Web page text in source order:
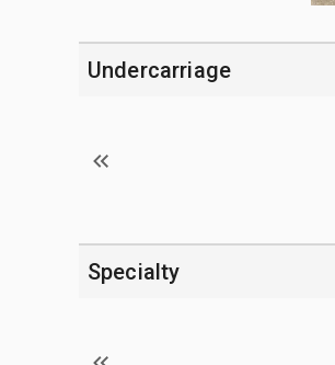
Undercarriage
Specialty